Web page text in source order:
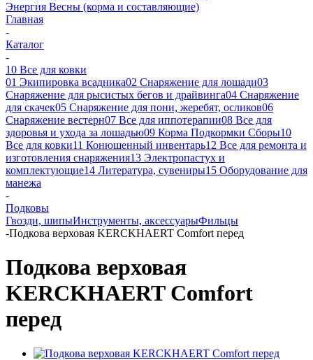
Энергия Весны (корма и составляющие)
Главная
-
Каталог
-
10 Все для ковки
01 Экипировка всадника02 Снаряжение для лошади03
Снаряжение для рысистых бегов и драйвинга04 Снаряжение
для скачек05 Снаряжение для пони, жеребят, осликов06
Снаряжение вестерн07 Все для иппотерапии08 Все для
здоровья и ухода за лошадью09 Корма Подкормки Сборы10
Все для ковки11 Конюшенный инвентарь12 Все для ремонта и
изготовления снаряжения13 Электропастух и
комплектующие14 Литература, сувениры15 Оборудование для
манежа
-
Подковы
Гвозди, шипыИнструменты, аксессуарыФильцы
-Подкова верховая KERCKHAERT Comfort перед
Подкова верховая
KERCKHAERT Comfort
перед